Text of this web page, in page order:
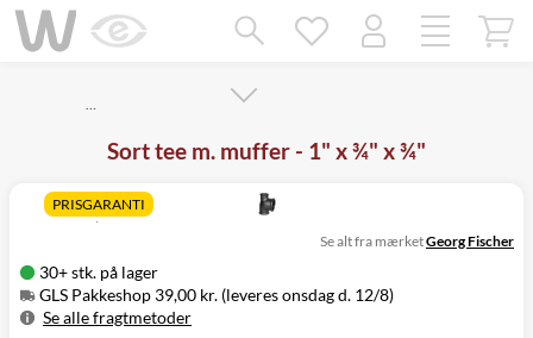
…
Sort tee m. muffer - 1" x ¾" x ¾"
PRISGARANTI
30+ stk. på lager
GLS Pakkeshop 39,00 kr. (leveres onsdag d. 12/8)
Se alle fragtmetoder
Se alt fra mærketGeorg Fischer
Mangler chatten?
Ret samtykke!